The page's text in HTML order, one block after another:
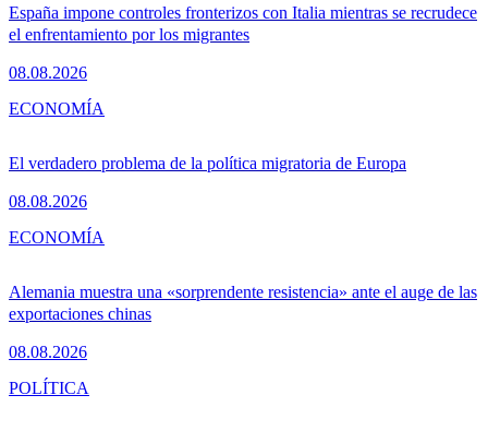
España impone controles fronterizos con Italia mientras se recrudece
el enfrentamiento por los migrantes
08.08.2026
El verdadero problema de la política migratoria de Europa
08.08.2026
ECONOMÍA
Alemania muestra una «sorprendente resistencia» ante el auge de las
exportaciones chinas
08.08.2026
ECONOMÍA
POLÍTICA